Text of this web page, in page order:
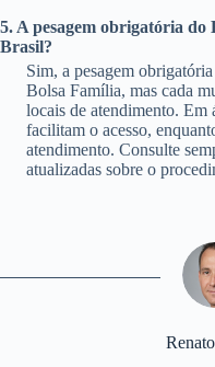
5. A pesagem obrigatória do
Brasil?
Sim, a pesagem
Bolsa Família, mas cada
locais de atendimento. Em
facilitam o acesso,
atendimento. Consulte
atualizadas sobre o